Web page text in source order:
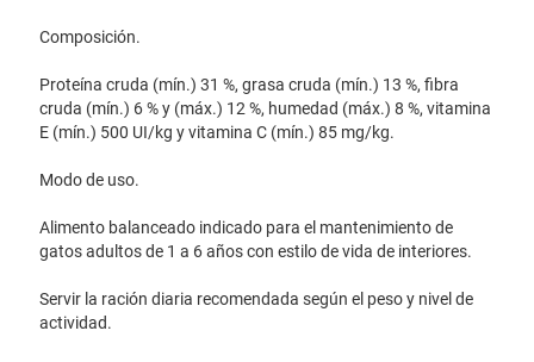
Composición.
Proteína cruda (mín.) 31 %, grasa cruda (mín.) 13 %, fibra
cruda (mín.) 6 % y (máx.) 12 %, humedad (máx.) 8 %, vitamina
E (mín.) 500 UI/kg y vitamina C (mín.) 85 mg/kg.
Modo de uso.
Alimento balanceado indicado para el mantenimiento de
gatos adultos de 1 a 6 años con estilo de vida de interiores.
Servir la ración diaria recomendada según el peso y nivel de
actividad.